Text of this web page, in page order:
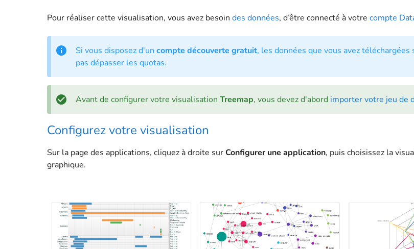
Pour réaliser cette visualisation, vous avez besoin des données, d’être connecté à votre compte
Si vous disposez d'un compte découverte gratuit, les données que vous avez
pas dépasser les quotas.
Avant de configurer votre visualisation Treemap, vous devez d'abord importer votre jeu de
Configurez votre visualisation
Sur la page des applications, cliquez à droite surConfigurer une application, puis choisissez la
graphique.